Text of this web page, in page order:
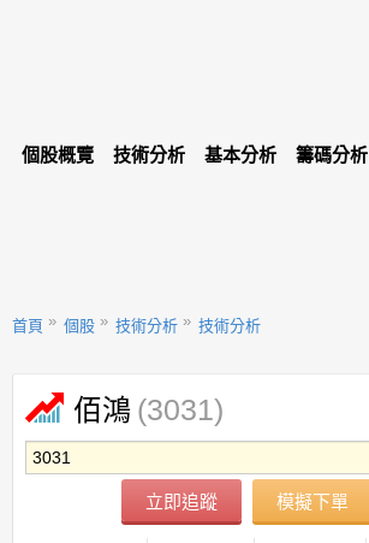
個股概覽 技術分析 基本分析 籌碼分析
首頁 個股 技術分析 技術分析
佰鴻 (3031)
立即追蹤 模擬下單